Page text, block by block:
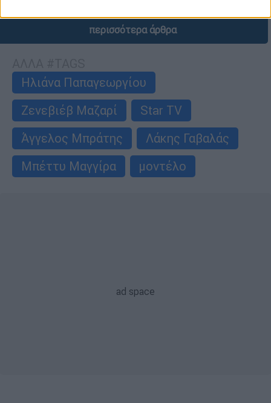
περισσότερα άρθρα
Ηλιάνα Παπαγεωργίου
Ζενεβιέβ Μαζαρί
Star TV
Άγγελος Μπράτης
Λάκης Γαβαλάς
Μπέττυ Μαγγίρα
μοντέλο